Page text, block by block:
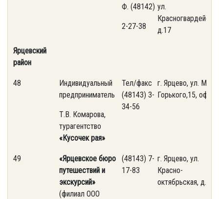
Ф. (48142)
2-27-38
ул.
д.17
Ярцевский
район
48
Индивидуальный
предприниматель
Т.В. Комарова,
турагентство
«Кусочек рая»
Тел/факс
(48143) 3-
34-56
г. Ярцево, ул. М.
Горького,15, оф.1
49
«Ярцевское бюро
путешествий и
экскурсий»
(филиал ООО
(48143) 7-
17-83
г. Ярцево, ул.
Красно-
октябрьская, д. 29